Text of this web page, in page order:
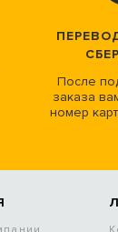
После
заказа
номер